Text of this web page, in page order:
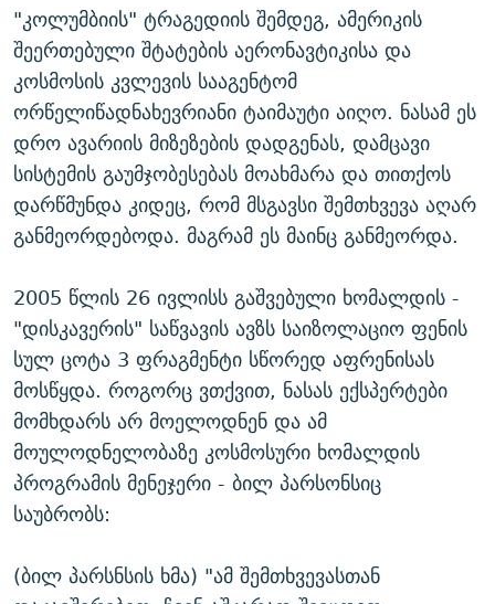
"კოლუმბიის" ტრაგედიის შემდეგ, ამერიკის
შეერთებული შტატების აერონავტიკისა და
კოსმოსის კვლევის სააგენტომ
ორწელიწადნახევრიანი ტაიმაუტი აიღო. ნასამ ეს
დრო ავარიის მიზეზების დადგენას, დამცავი
სისტემის გაუმჯობესებას მოახმარა და თითქოს
დარწმუნდა კიდეც, რომ მსგავსი შემთხვევა აღარ
განმეორდებოდა. მაგრამ ეს მაინც განმეორდა.
2005 წლის 26 ივლისს გაშვებული ხომალდის -
"დისკავერის" საწვავის ავზს საიზოლაციო ფენის
სულ ცოტა 3 ფრაგმენტი სწორედ აფრენისას
მოსწყდა. როგორც ვთქვით, ნასას ექსპერტები
მომხდარს არ მოელოდნენ და ამ
მოულოდნელობაზე კოსმოსური ხომალდის
პროგრამის მენეჯერი - ბილ პარსონსიც
საუბრობს:
(ბილ პარსნსის ხმა) "ამ შემთხვევასთან